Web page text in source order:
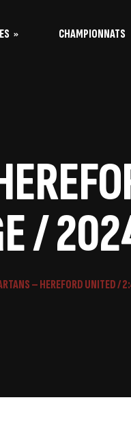
CHAMPIONNATS
/
– HEREFORD